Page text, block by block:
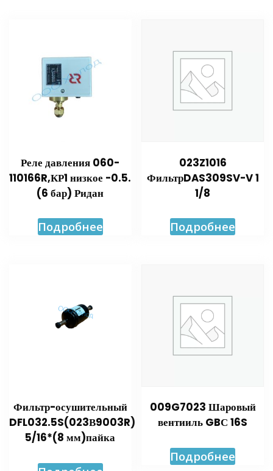
Реле давления 060-
110166R,КР1 низкое -0.5.
(6 бар) Ридан
Подробнее
023Z1016
ФильтрDAS309SV-V 1
1/8
Подробнее
Фильтр-осушительный
DFL032.5S(023В9003R)
5/16*(8 мм)пайка
009G7023 Шаровый
вентииль GBС 16S
Подробнее